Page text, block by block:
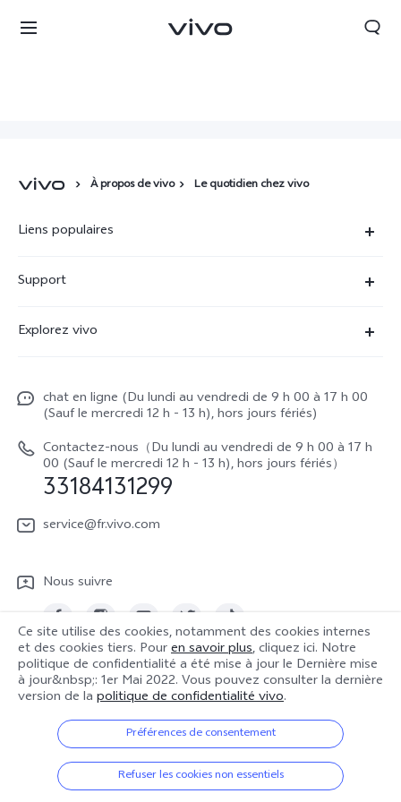
À propos de vivo Le quotidien chez vivo
Liens populaires
V23 5G
Y22s
Y35
Support
Centre de services
Authentification IMEI
Prix des réparations hors garantie
Demande de retour en réparation-ICP
Demande de retour en réparation-SBE
Manuel de l'utilisateur
Mise à jour du système
Journal des mises à jour
Notes de mise à jour
Politique de garantie
Politique de confidentialité
Conditions Générales de vente
Explorez vivo
La vie chez vivo
vivo netiquette
About Us
Mentions légales
Centre de confidentialité vivo
chat en ligne (Du lundi au vendredi de 9 h 00 à 17 h 00
(Sauf le mercredi 12 h - 13 h), hors jours fériés)
Contactez-nous（Du lundi au vendredi de 9 h 00 à 17 h
00 (Sauf le mercredi 12 h - 13 h), hors jours fériés）
33184131299
service@fr.vivo.com
Nous suivre
France | Sélectionnez un pays / une région
© 2026 vivo Mobile Communication Co., Ltd. Tous droits réservés.
Politique de confidentialité | Politique relative aux cookies
Assistance en matière de confidentialité |
Ce site utilise des cookies, notamment des cookies internes
et des cookies tiers. Pouren savoir plus, cliquez ici. Notre
politique de confidentialité a été mise à jour le Dernière mise
à jour&nbsp;: 1er Mai 2022. Vous pouvez consulter la dernière
version de la politique de confidentialité vivo.
Préférences de consentement
Refuser les cookies non essentiels